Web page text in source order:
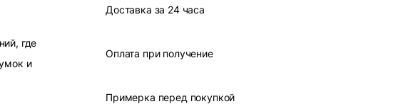
где
и
Доставка за 24 часа
Оплата при получение
Примерка перед покупкой